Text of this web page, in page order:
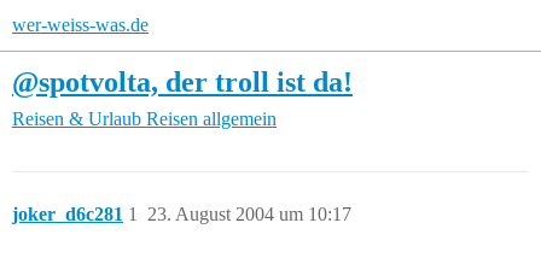
wer-weiss-was.de
@spotvolta, der troll ist da!
Reisen & Urlaub Reisen allgemein
joker_d6c281 23. August 2004 um 10:17
1